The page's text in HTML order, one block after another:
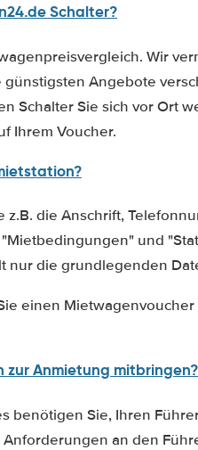
Schalter?
Wir
Angebote
Schalter Sie sich vor Ort
Ihrem Voucher.
z.B. die Anschrift,
und
nur die grundlegenden
einen
zur Anmietung mitbringen?
benötigen Sie, Ihren
an den